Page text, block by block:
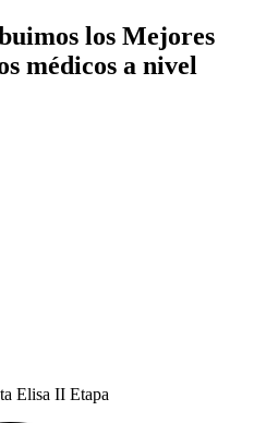
los Mejores
médicos a nivel
Elisa II Etapa